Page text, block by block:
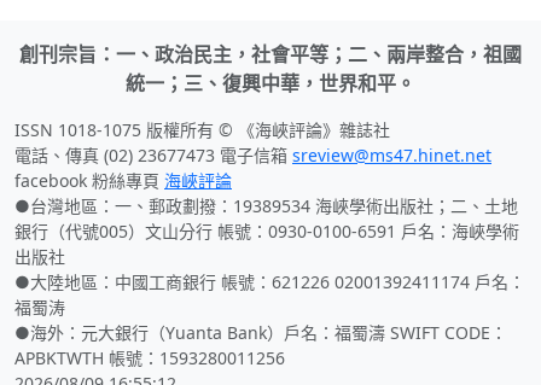
創刊宗旨：一、政治民主，社會平等；二、兩岸整合，祖國
統一；三、復興中華，世界和平。
ISSN 1018-1075 版權所有 © 《海峽評論》雜誌社
電話、傳真 (02) 23677473 電子信箱 sreview@ms47.hinet.net
facebook 粉絲專頁 海峽評論
●台灣地區：一、郵政劃撥：19389534 海峽學術出版社；二、土地
銀行（代號005）文山分行 帳號：0930-0100-6591 戶名：海峽學術
出版社
●大陸地區：中國工商銀行 帳號：621226 02001392411174 戶名：
福蜀涛
●海外：元大銀行（Yuanta Bank）戶名：福蜀濤 SWIFT CODE：
APBKTWTH 帳號：1593280011256